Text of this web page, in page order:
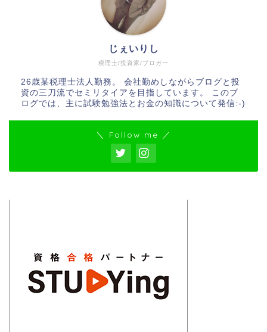
税理士/投資家/ブロガー
じぇいりし
26歳某税理士法人勤務。 会社勤めしながらブログと投
資の三刀流でセミリタイアを目指しています。 このブ
ログでは、主に試験勉強法とお金の知識について発信:-)
＼ Follow me ／